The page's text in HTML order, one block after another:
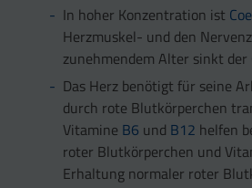
In hoher Konzentration ist
Herzmuskel- und den
zunehmendem Alter sinkt
Das Herz benötigt für seine
durch rote Blutkörperchen
Vitamine B6 und B12 helfen
roter Blutkörperchen und
Erhaltung normaler roter